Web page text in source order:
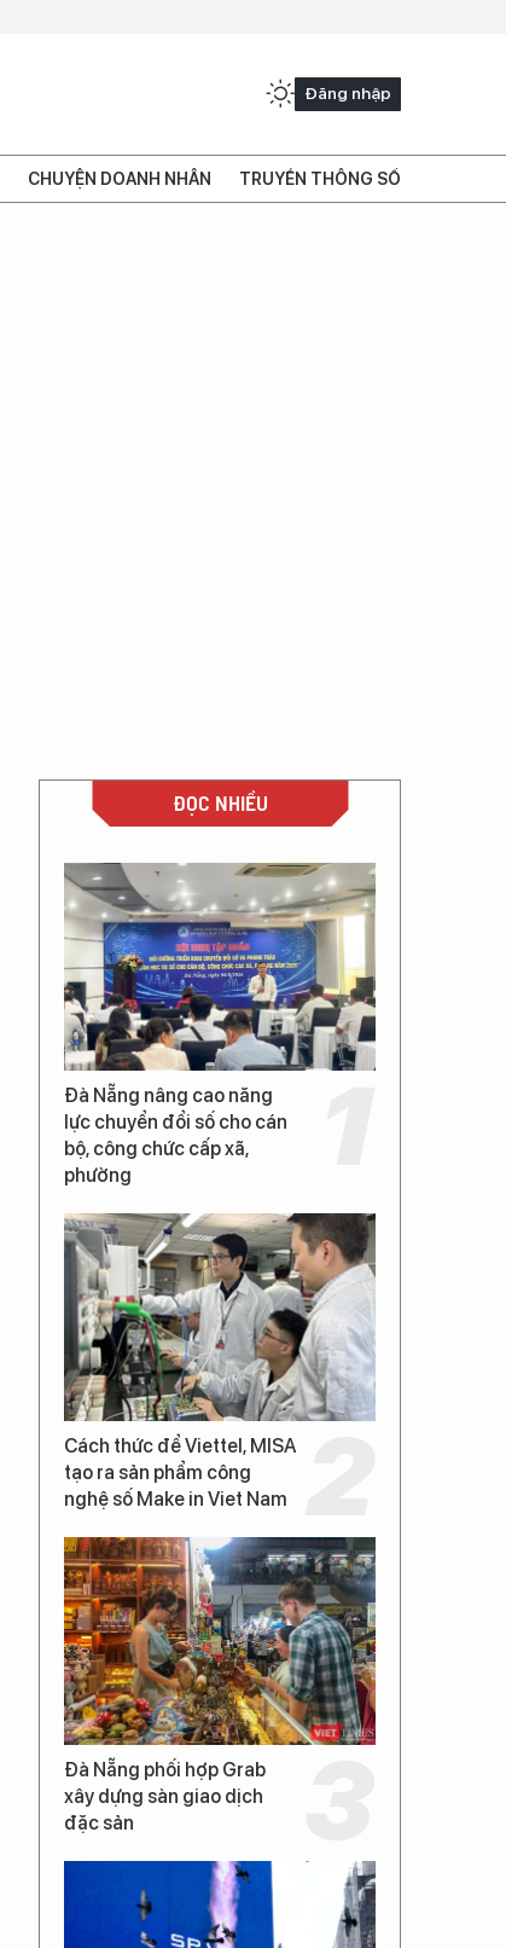
Đăng nhập
CHUYỆN DOANH NHÂN TRUYỀN THÔNG SỐ
ĐỌC NHIỀU
Đà Nẵng nâng cao năng
lực chuyển đổi số cho cán
bộ, công chức cấp xã,
phường
Cách thức để Viettel, MISA
tạo ra sản phẩm công
nghệ số Make in Viet Nam
Đà Nẵng phối hợp Grab
xây dựng sàn giao dịch
đặc sản